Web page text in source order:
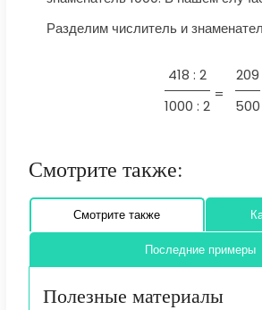
Разделим числитель и
418 : 2
1000 : 2
=
209
500
Смотрите также:
Смотрите также
Последние примеры
Полезные материалы